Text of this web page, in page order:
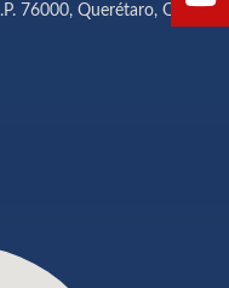
76000, Querétaro, Qro.